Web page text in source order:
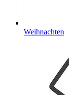
Weihnachten